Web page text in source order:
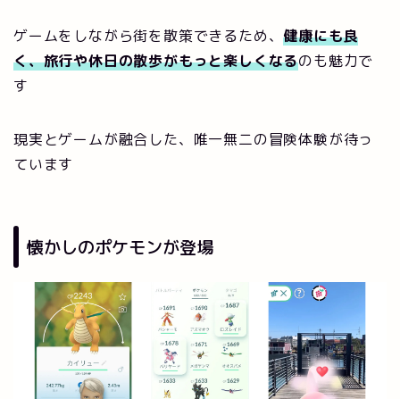
ゲームをしながら街を散策できるため、健康にも良
く、旅行や休日の散歩がもっと楽しくなるのも魅力で
す
現実とゲームが融合した、唯一無二の冒険体験が待っ
ています
懐かしのポケモンが登場